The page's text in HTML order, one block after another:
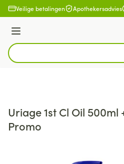
Ga naar de inhoud
Veilige betalingen Apothekersadvies
Menu
Product, merk, categorie...
Uriage 1st Cl Oil 500ml
Promo